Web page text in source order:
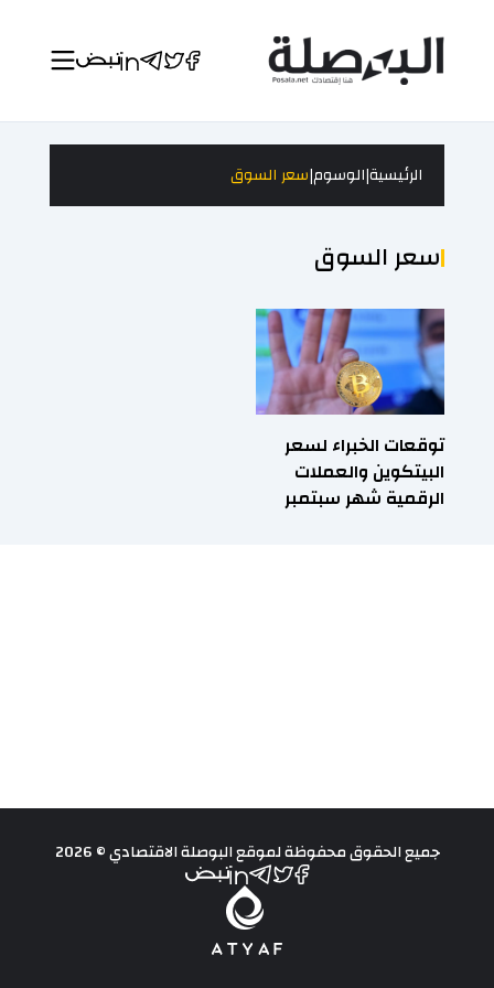
الرئيسية|الوسوم|سعر السوق
سعر السوق
توقعات الخبراء لسعر
البيتكوين والعملات
الرقمية شهر سبتمبر
جميع الحقوق محفوظة لموقع البوصلة الاقتصادي © 2026